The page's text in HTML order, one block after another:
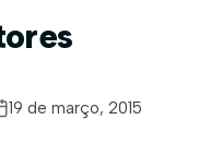
19 de março, 2015